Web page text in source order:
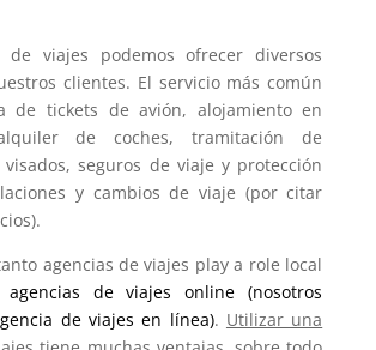
de viajes podemos ofrecer diversos
clientes. El servicio más común
de tickets de avión, alojamiento en
de coches, tramitación de
visados, seguros de viaje y protección
y cambios de viaje (por citar
agencias de viajes play a role local
agencias de viajes online (nosotros
de viajes en línea). Utilizar una